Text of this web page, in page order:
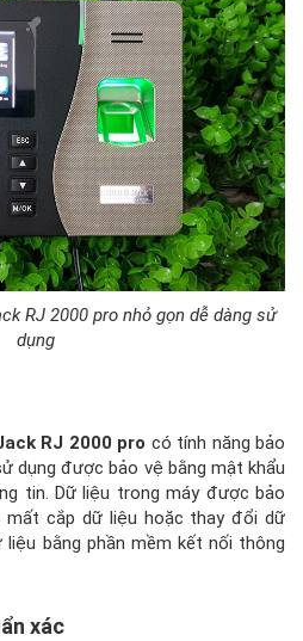
RJ 2000 pro nhỏ gọn dễ dàng sử
dụng
RJ 2000 pro có tính năng bảo
dụng được bảo vệ bằng mật khẩu
tin. Dữ liệu trong máy được bảo
cắp dữ liệu hoặc thay đổi dữ
liệu bằng phần mềm kết nối thông
xác